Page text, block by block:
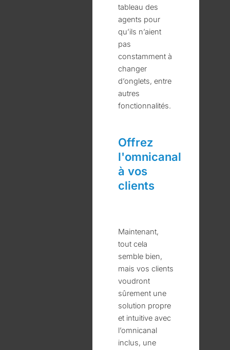
tableau des
agents pour
qu’ils n’aient
pas
constamment à
changer
d’onglets, entre
autres
fonctionnalités.
Offrez
l'omnicanal
à vos
clients
Maintenant,
tout cela
semble bien,
mais vos clients
voudront
sûrement une
solution propre
et intuitive avec
l’omnicanal
inclus, une